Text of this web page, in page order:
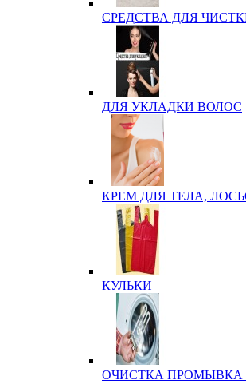
СРЕДСТВА ДЛЯ
ДЛЯ УКЛАДКИ ВОЛОС
КРЕМ ДЛЯ ТЕЛА,
КУЛЬКИ
ОЧИСТКА